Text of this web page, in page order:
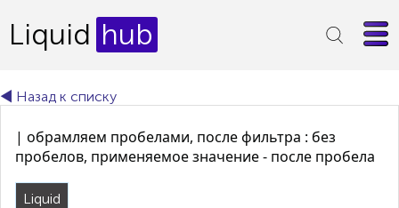
Liquid hub
◄ Назад к списку
| обрамляем пробелами, после фильтра : без
пробелов, применяемое значение - после пробела
Liquid